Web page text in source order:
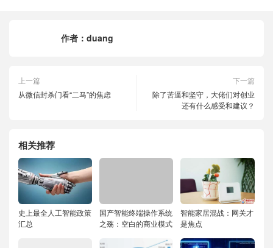
作者： duang
上一篇
从微信封杀门看“二马”的焦虑
下一篇
除了苦逼和坚守，大佬们对创业
还有什么感受和建议？
相关推荐
史上最全人工智能政策
汇总
国产智能终端操作系统
之殇：空白的商业模式
智能家居混战：网关才
是焦点